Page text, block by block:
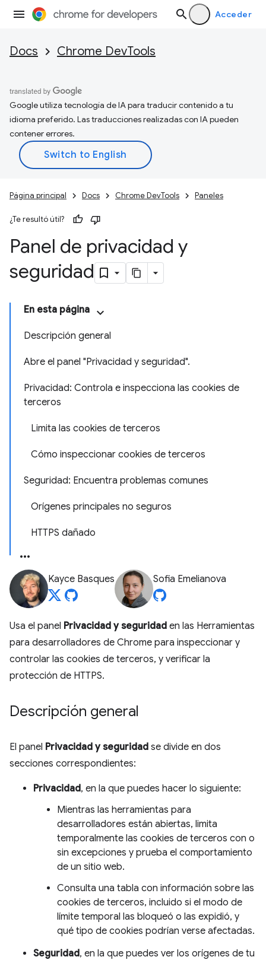
Acceder
Docs Chrome DevTools
Google utiliza tecnología de IA para traducir contenido a tu
idioma preferido. Las traducciones realizadas con IA pueden
contener errores.
Página principal Docs Chrome DevTools Paneles
¿Te resultó útil?
Panel de privacidad y
seguridad
En esta página
Descripción general
Abre el panel "Privacidad y seguridad".
Privacidad: Controla e inspecciona las cookies de
terceros
Limita las cookies de terceros
Cómo inspeccionar cookies de terceros
Seguridad: Encuentra problemas comunes
Orígenes principales no seguros
HTTPS dañado
Kayce Basques Sofia Emelianova
Usa el panel Privacidad y seguridad en las Herramientas
para desarrolladores de Chrome para inspeccionar y
controlar las cookies de terceros, y verificar la
protección de HTTPS.
Descripción general
El panel Privacidad y seguridad se divide en dos
secciones correspondientes:
Privacidad, en la que puedes hacer lo siguiente:
Mientras las herramientas para
desarrolladores están abiertas, limita
temporalmente las cookies de terceros con o
sin excepciones y prueba el comportamiento
de un sitio web.
Consulta una tabla con información sobre las
cookies de terceros, incluido si el modo de
límite temporal las bloqueó o las expidió, y
qué tipo de cookies podrían verse afectadas.
Seguridad, en la que puedes ver los orígenes de tu